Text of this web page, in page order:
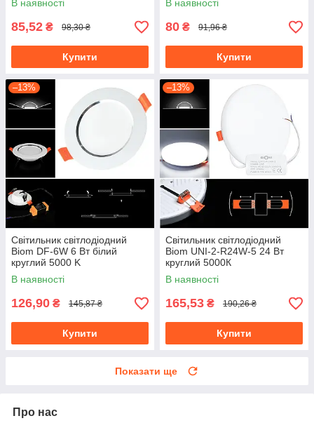
В наявності
85,52 ₴ 98,30 ₴
Купити
В наявності
80 ₴ 91,96 ₴
Купити
–13%
Світильник світлодіодний
Biom DF-6W 6 Вт білий
круглий 5000 K
В наявності
126,90 ₴ 145,87 ₴
Купити
–13%
Світильник світлодіодний
Biom UNI-2-R24W-5 24 Вт
круглий 5000К
В наявності
165,53 ₴ 190,26 ₴
Купити
Показати ще
Про нас